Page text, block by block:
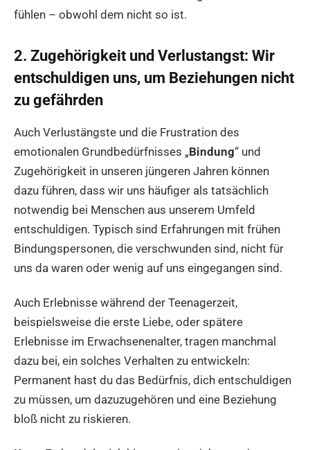
fühlen – obwohl dem nicht so ist.
2. Zugehörigkeit und Verlustangst: Wir
entschuldigen uns, um Beziehungen nicht
zu gefährden
Auch Verlustängste und die Frustration des
emotionalen Grundbedürfnisses „Bindung“ und
Zugehörigkeit in unseren jüngeren Jahren können
dazu führen, dass wir uns häufiger als tatsächlich
notwendig bei Menschen aus unserem Umfeld
entschuldigen. Typisch sind Erfahrungen mit frühen
Bindungspersonen, die verschwunden sind, nicht für
uns da waren oder wenig auf uns eingegangen sind.
Auch Erlebnisse während der Teenagerzeit,
beispielsweise die erste Liebe, oder spätere
Erlebnisse im Erwachsenenalter, tragen manchmal
dazu bei, ein solches Verhalten zu entwickeln:
Permanent hast du das Bedürfnis, dich entschuldigen
zu müssen, um dazuzugehören und eine Beziehung
bloß nicht zu riskieren.